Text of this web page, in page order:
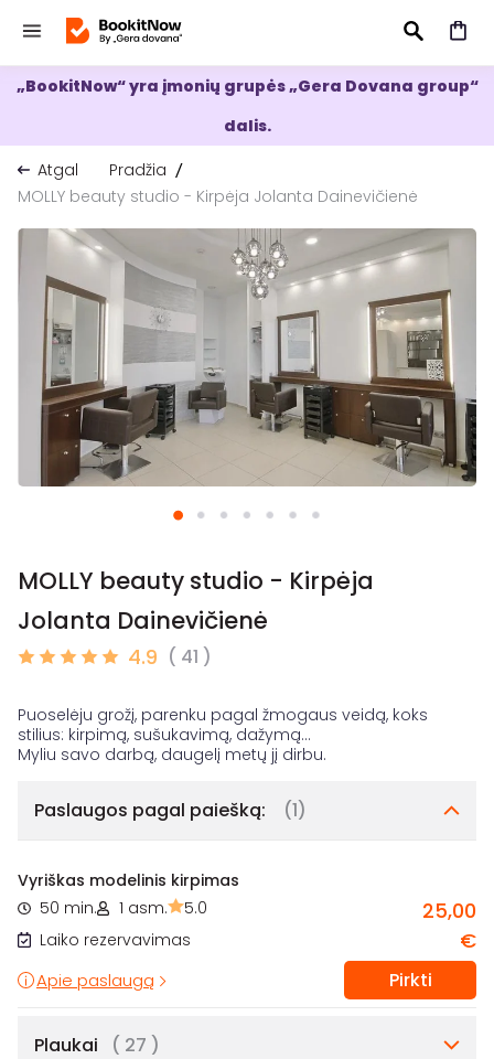
IEŠKOTI
„BookitNow“ yra įmonių grupės „Gera Dovana group“
dalis.
Atgal
Pradžia
MOLLY beauty studio - Kirpėja Jolanta Dainevičienė
MOLLY beauty studio - Kirpėja
Jolanta Dainevičienė
4.9 ( 41 )
Puoselėju grožį, parenku pagal žmogaus veidą, koks
stilius: kirpimą, sušukavimą, dažymą...
Paslaugos pagal paiešką: (1)
Vyriškas modelinis kirpimas
50 min.
1 asm.
5.0
Laiko rezervavimas
25,00
€
Apie paslaugą Pirkti
Plaukai ( 27 )